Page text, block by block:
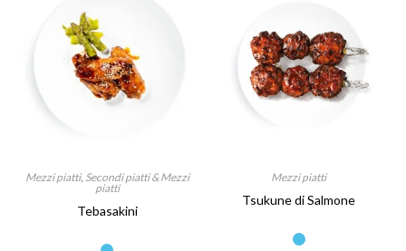
Mezzi piatti, Secondi piatti & Mezzi
piatti
Tebasakini
Mezzi piatti
Tsukune di Salmone